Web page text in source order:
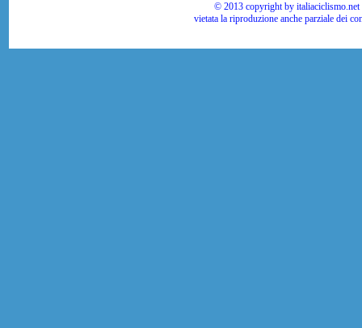
© 2013 copyright by
vietata la riproduzione anche parziale dei